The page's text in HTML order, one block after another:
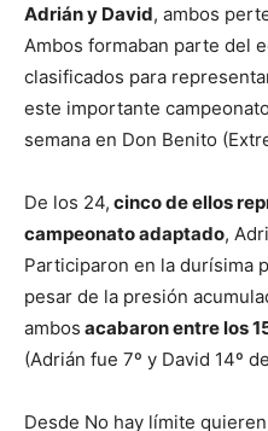
Adrián y David, ambos
Ambos formaban parte del
clasificados para
este importante
semana en Don Benito
De los 24, cinco de ellos
campeonato adaptado,
Participaron en la durísima
pesar de la presión
ambos acabaron entre los
(Adrián fue 7º y David 14º
Desde No hay límite